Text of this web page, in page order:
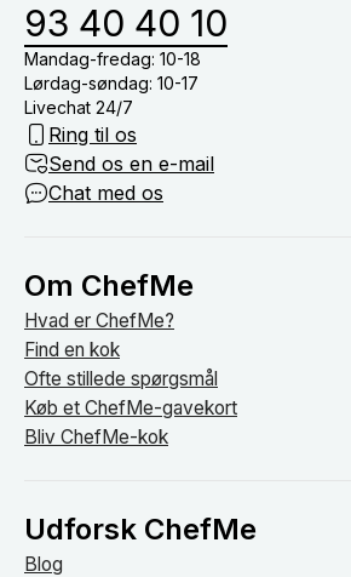
93 40 40 10
Mandag-fredag: 10-18
Lørdag-søndag: 10-17
Livechat 24/7
Ring til os
Send os en e-mail
Chat med os
Om ChefMe
Hvad er ChefMe?
Find en kok
Ofte stillede spørgsmål
Køb et ChefMe-gavekort
Bliv ChefMe-kok
Udforsk ChefMe
Blog